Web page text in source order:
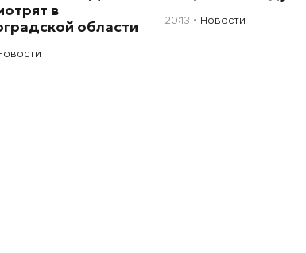
в
области
20:13 Новости